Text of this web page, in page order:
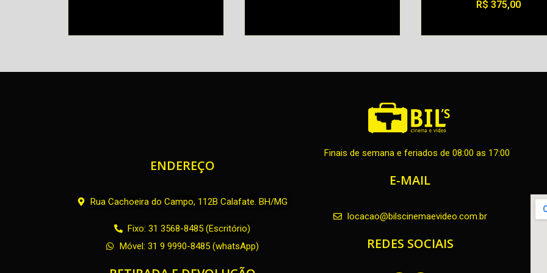
R$ 375,00
ENDEREÇO
Rua Cachoeira do Campo, 112B Calafate. BH/MG
Fixo: 31 3568-8485 (Escritório)
Móvel: 31 9 9990-8485 (whatsApp)
Finais de semana e feriados de 08:00 as 17:00
E-MAIL
locacao@bilscinemaevideo.com.br
REDES SOCIAIS